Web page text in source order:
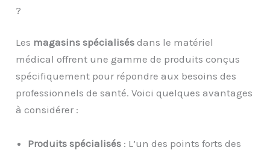
?
Les magasins spécialisés dans le matériel
médical offrent une gamme de produits conçus
spécifiquement pour répondre aux besoins des
professionnels de santé. Voici quelques avantages
à considérer :
Produits spécialisés : L’un des points forts des